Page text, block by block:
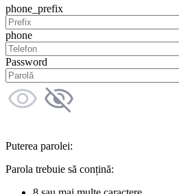
phone_prefix
phone
Password
Puterea parolei:
Parola trebuie să conțină: